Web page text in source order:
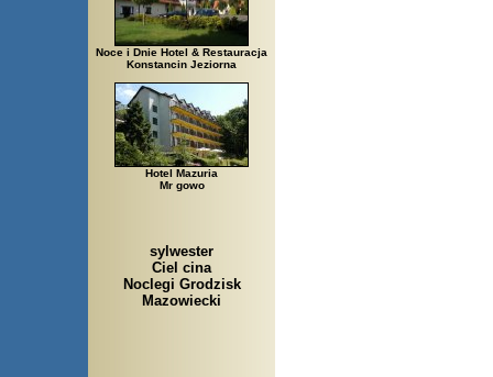
Noce i Dnie Hotel & Restauracja
Konstancin Jeziorna
Hotel Mazuria
Mr gowo
sylwester
Ciel cina
Noclegi Grodzisk
Mazowiecki